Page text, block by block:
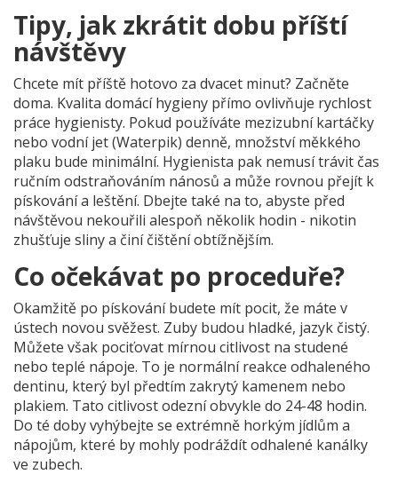
Tipy, jak zkrátit dobu příští
návštěvy
Chcete mít příště hotovo za dvacet minut? Začněte
doma. Kvalita domácí hygieny přímo ovlivňuje rychlost
práce hygienisty. Pokud používáte mezizubní kartáčky
nebo vodní jet (Waterpik) denně, množství měkkého
plaku bude minimální. Hygienista pak nemusí trávit čas
ručním odstraňováním nánosů a může rovnou přejít k
pískování a leštění. Dbejte také na to, abyste před
návštěvou nekouřili alespoň několik hodin - nikotin
zhušťuje sliny a činí čištění obtížnějším.
Co očekávat po proceduře?
Okamžitě po pískování budete mít pocit, že máte v
ústech novou svěžest. Zuby budou hladké, jazyk čistý.
Můžete však pociťovat mírnou citlivost na studené
nebo teplé nápoje. To je normální reakce odhaleného
dentinu, který byl předtím zakrytý kamenem nebo
plakiem. Tato citlivost odezní obvykle do 24-48 hodin.
Do té doby vyhýbejte se extrémně horkým jídlům a
nápojům, které by mohly podráždít odhalené kanálky
ve zubech.